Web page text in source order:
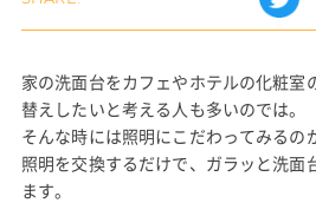
家の洗面台をカフェやホテルの化粧室
替えしたいと考える人も多いのでは。
そんな時には照明にこだわってみるの
照明を交換するだけで、ガラッと洗面
ます。